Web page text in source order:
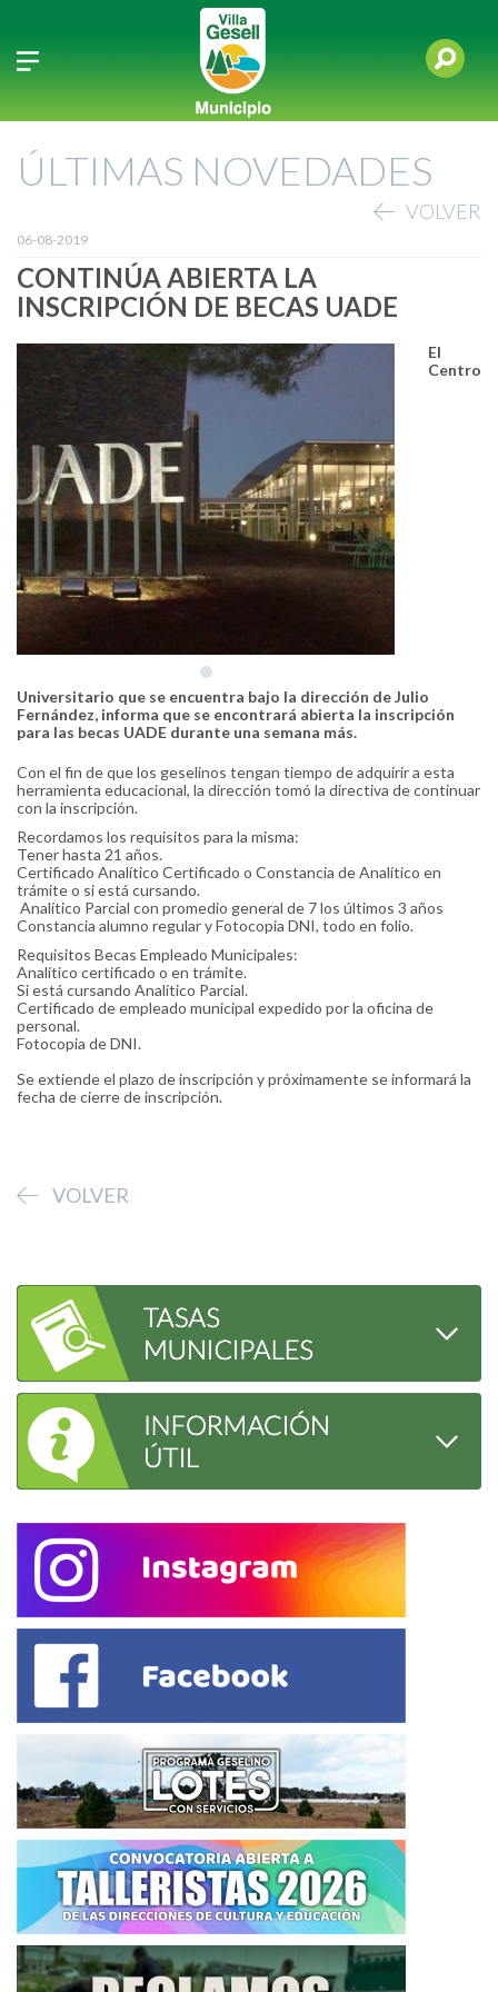
ÚLTIMAS NOVEDADES
VOLVER
06-08-2019
CONTINÚA ABIERTA LA
INSCRIPCIÓN DE BECAS UADE
El
Centro
Universitario que se encuentra bajo la dirección de Julio
Fernández, informa que se encontrará abierta la inscripción
para las becas UADE durante una semana más.
Con el fin de que los geselinos tengan tiempo de adquirir a esta
herramienta educacional, la dirección tomó la directiva de continuar
con la inscripción.
Recordamos los requisitos para la misma:
Tener hasta 21 años.
Certificado Analítico Certificado o Constancia de Analítico en
trámite o si está cursando.
Analítico Parcial con promedio general de 7 los últimos 3 años
Constancia alumno regular y Fotocopia DNI, todo en folio.
Requisitos Becas Empleado Municipales:
Analítico certificado o en trámite.
Si está cursando Analítico Parcial.
Certificado de empleado municipal expedido por la oficina de
personal.
Fotocopia de DNI.
Se extiende el plazo de inscripción y próximamente se informará la
fecha de cierre de inscripción.
VOLVER